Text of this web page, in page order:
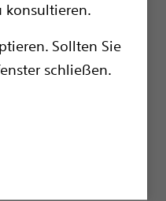
konsultieren.
Sollten Sie
schließen.